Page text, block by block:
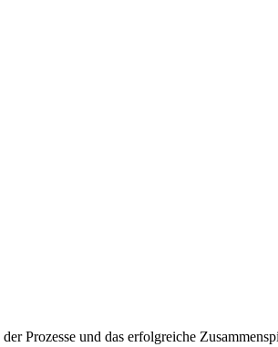
Prozesse und das erfolgreiche